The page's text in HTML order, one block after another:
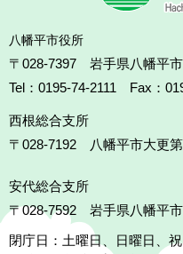
八幡平市役所
〒028-7397 岩手県八幡平
Tel：0195-74-2111 Fax：
西根総合支所
〒028-7192
八幡平市大更
安代総合支所
〒028-7592
岩手県八幡平
閉庁日：土曜日、日曜日、